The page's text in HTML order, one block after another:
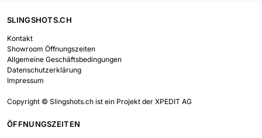
SLINGSHOTS.CH
Kontakt
Showroom Öffnungszeiten
Allgemeine Geschäftsbedingungen
Datenschutzerklärung
Impressum
Copyright © Slingshots.ch ist ein Projekt der XPEDIT AG
ÖFFNUNGSZEITEN